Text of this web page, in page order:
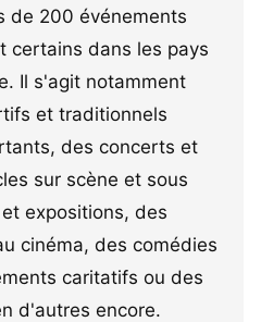
de 200 événements
certains dans les pays
Il s'agit notamment
et traditionnels
des concerts et
sur scène et sous
expositions, des
cinéma, des comédies
caritatifs ou des
d'autres encore.